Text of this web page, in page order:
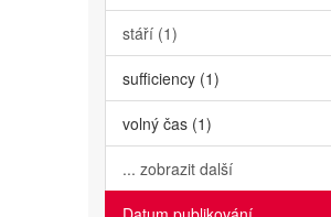
stáří (1)
sufficiency (1)
volný čas (1)
... zobrazit další